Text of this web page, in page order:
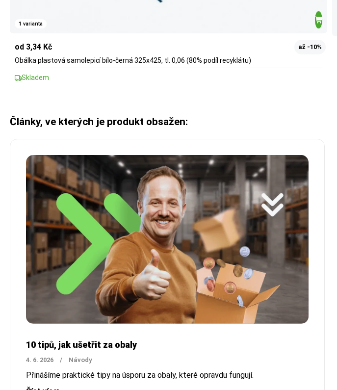
1 varianta
od 3,34 Kč až -10%
Obálka plastová samolepicí bílo-černá 325x425, tl. 0,06 (80% podíl recyklátu)
Skladem
Články, ve kterých je produkt obsažen:
10 tipů, jak ušetřit za obaly
4. 6. 2026 / Návody
Přinášíme praktické tipy na úsporu za obaly, které opravdu fungují.